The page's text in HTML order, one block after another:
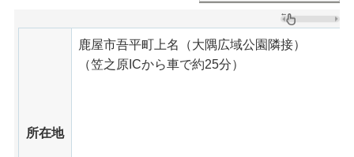
所在地
鹿屋市吾平町上名（大隅広域公園隣接）
（笠之原ICから車で約25分）